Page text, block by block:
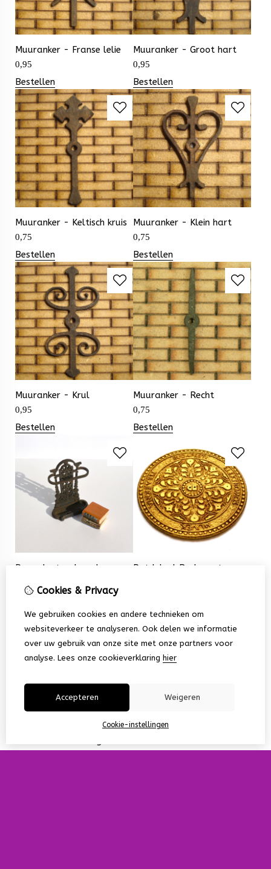
Muuranker - Franse lelie
0,95
Bestellen
Muuranker - Groot hart
0,95
Bestellen
Muuranker - Keltisch kruis
0,75
Bestellen
Muuranker - Klein hart
0,75
Bestellen
Muuranker - Krul
0,95
Bestellen
Muuranker - Recht
0,75
Bestellen
Paraplustandaard Putdeksel Budapest
Cookies & Privacy
We gebruiken cookies en andere technieken om
websiteverkeer te analyseren. Ook delen we informatie
over uw gebruik van onze site met onze partners voor
analyse. Lees onze cookieverklaring hier
Accepteren Weigeren
Cookie-instellingen